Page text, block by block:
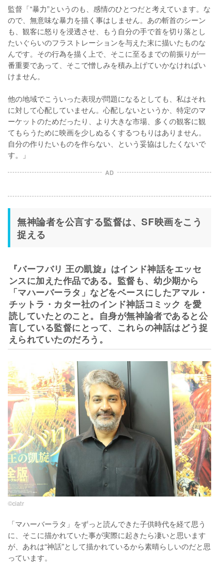
監督「“暴力”というのも、感情のひとつだと考えています。な
ので、無意味な暴力を描く事はしません。あの斬首のシーン
も、観客に怒りを浸透させ、もう自分の手で首を切り落とし
たいぐらいのフラストレーションを与えた末に描いたものな
んです。その行為を描く上で、そこに至るまでの前振りが一
番重要であって、そこで憎しみを積み上げていかなければい
けません。
他の地域でこういった表現が問題になるとしても、私はそれ
に対して心配していません。心配しないというか、特定のマ
ーケットのためだったり、より大きな市場、多くの観客に観
てもらうために映画を少しぬるくするつもりはありません。
自分の作りたいものを作らない、という妥協はしたくないで
す。」
AD
無神論者を公言する監督は、SF映画をこう
捉える
『バーフバリ 王の凱旋』はインド神話をエッセ
ンスに加えた作品である。監督も、幼少期から
「マハーバーラタ」などをベースにしたアマル・
チットラ・カター社のインド神話コミック を愛
読していたとのこと。自身が無神論者であると公
言している監督にとって、これらの神話はどう捉
えられていたのだろう。
©ciatr
「マハーバーラタ」をずっと読んできた子供時代を経て思う
に、そこに描かれていた事が実際に起きたら凄いと思います
が、あれは“神話”として描かれているから素晴らしいのだと思
っています。